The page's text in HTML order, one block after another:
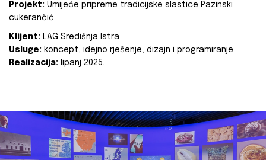
Projekt: Umijeće pripreme tradicijske slastice Pazinski
cukerančić
Klijent: LAG Središnja Istra
Usluge: koncept, idejno rješenje, dizajn i programiranje
Realizacija: lipanj 2025.